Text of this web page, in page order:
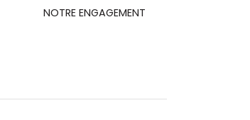
NOTRE ENGAGEMENT